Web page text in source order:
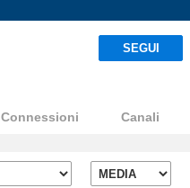
SEGUI
Connessioni Canali